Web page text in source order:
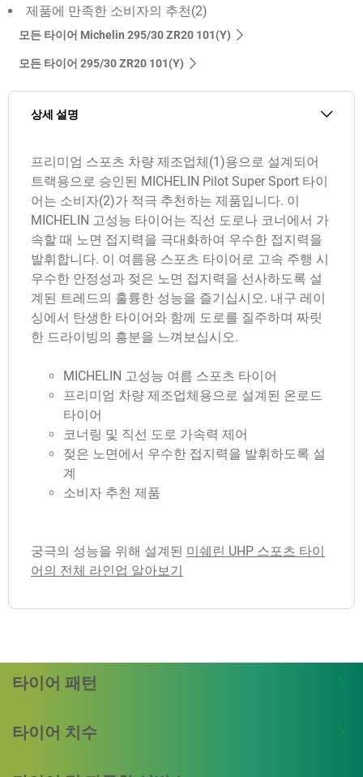
제품에 만족한 소비자의 추천(2)
모든 타이어 Michelin 295/30 ZR20 101(Y)
모든 타이어‎ 295/30 ZR20 101(Y)
상세 설명
프리미엄 스포츠 차량 제조업체(1)용으로 설계되어
트랙용으로 승인된 MICHELIN Pilot Super Sport 타이
어는 소비자(2)가 적극 추천하는 제품입니다. 이
MICHELIN 고성능 타이어는 직선 도로나 코너에서 가
속할 때 노면 접지력을 극대화하여 우수한 접지력을
발휘합니다. 이 여름용 스포츠 타이어로 고속 주행 시
우수한 안정성과 젖은 노면 접지력을 선사하도록 설
계된 트레드의 훌륭한 성능을 즐기십시오. 내구 레이
싱에서 탄생한 타이어와 함께 도로를 질주하며 짜릿
한 드라이빙의 흥분을 느껴보십시오.
MICHELIN 고성능 여름 스포츠 타이어
프리미엄 차량 제조업체용으로 설계된 온로드
타이어
코너링 및 직선 도로 가속력 제어
젖은 노면에서 우수한 접지력을 발휘하도록 설
계
소비자 추천 제품
궁극의 성능을 위해 설계된 미쉐린 UHP 스포츠 타이
어의 전체 라인업 알아보기
타이어 패턴
타이어 치수